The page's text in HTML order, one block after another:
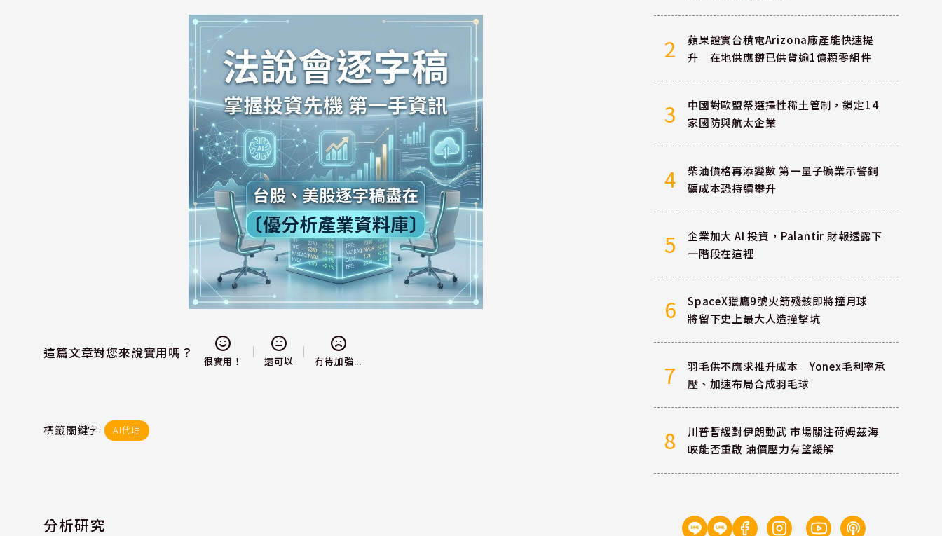
這篇文章對您來說實用嗎？
很實用！ 還可以 有待加強...
標籤關鍵字 AI代理
分析研究
2
蘋果證實台積電Arizona廠產能快速提
升 在地供應鏈已供貨逾1億顆零組件
3
中國對歐盟祭選擇性稀土管制，鎖定14
家國防與航太企業
4
柴油價格再添變數 第一量子礦業示警銅
礦成本恐持續攀升
5
企業加大 AI 投資，Palantir 財報透露下
一階段在這裡
6
SpaceX獵鷹9號火箭殘骸即將撞月球
將留下史上最大人造撞擊坑
7
羽毛供不應求推升成本 Yonex毛利率承
壓、加速布局合成羽毛球
8
川普暫緩對伊朗動武 市場關注荷姆茲海
峽能否重啟 油價壓力有望緩解